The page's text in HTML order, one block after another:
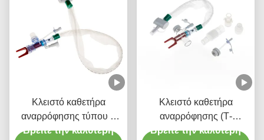
Κλειστό καθετήρα
αναρρόφησης τύπου L
αυτόματο λούσιμο 10fr
Βρείτε την καλύτερη
Κλειστό καθετήρα
αναρρόφησης (Τ-
κομμάτι) αυτόματο
Βρείτε την καλύτερη